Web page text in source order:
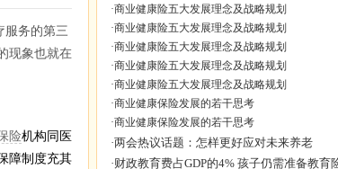
服务的第三
现象也就在
险机构同医
障制度充其
·商业健康险五大发展理念及战略规划
·商业健康险五大发展理念及战略规划
·商业健康险五大发展理念及战略规划
·商业健康险五大发展理念及战略规划
·商业健康险五大发展理念及战略规划
·商业健康保险发展的若干思考
·商业健康保险发展的若干思考